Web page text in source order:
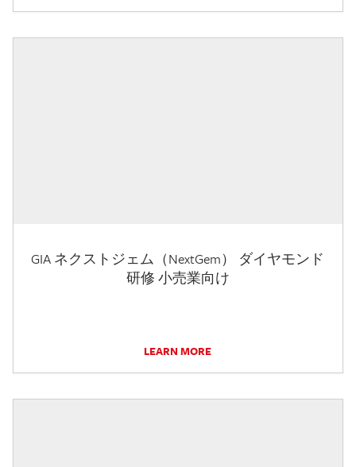
GIA ネクストジェム（NextGem） ダイヤモンド
研修 小売業向け
LEARN MORE